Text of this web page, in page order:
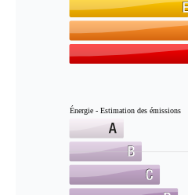
Énergie - Estimation des émissions